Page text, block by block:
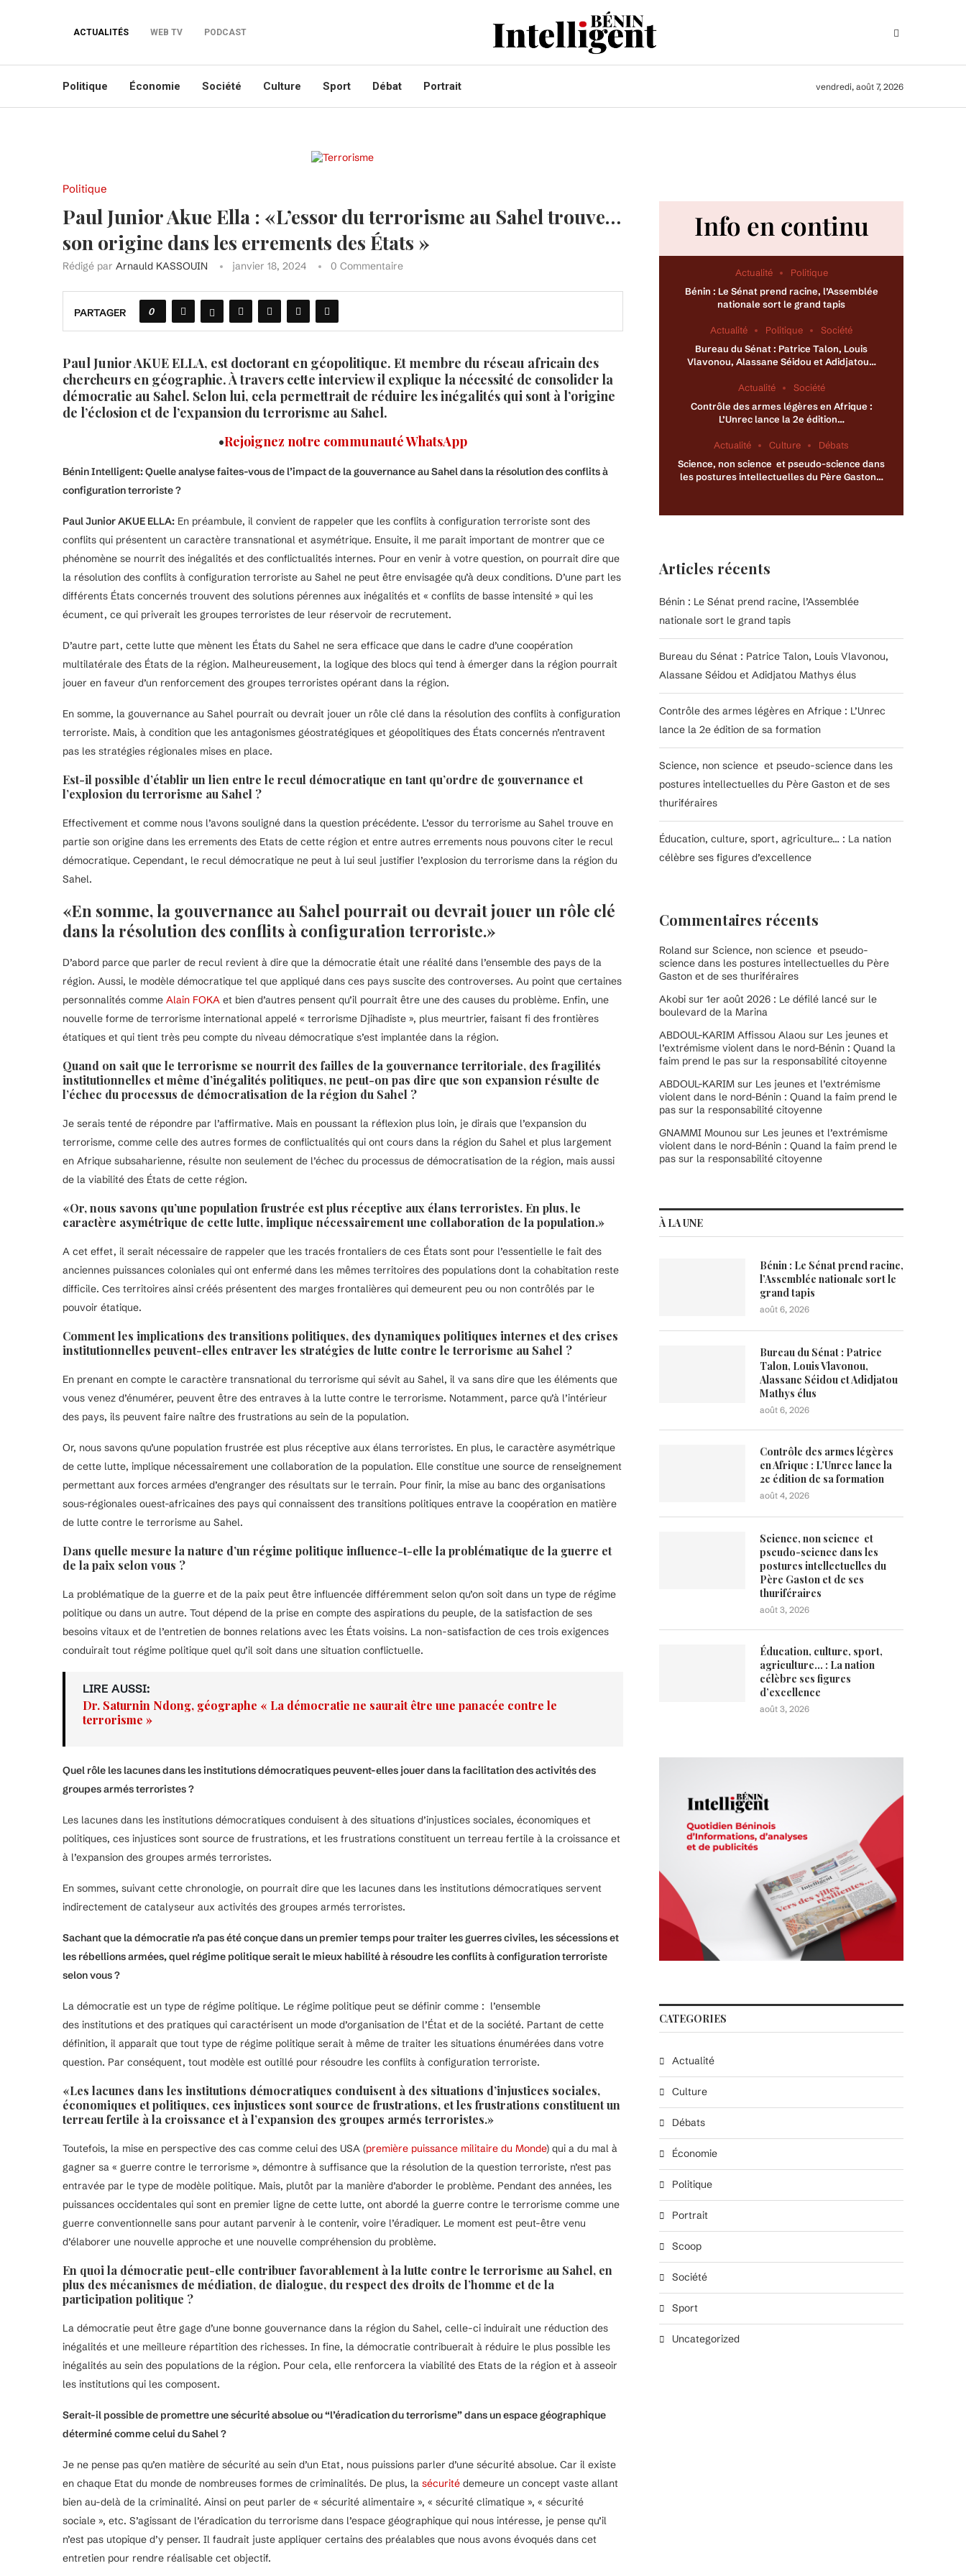
ACTUALITÉS WEB TV PODCAST
Politique Économie Société Culture Sport Débat Portrait vendredi, août 7, 2026
Politique
Paul Junior Akue Ella : «L’essor du terrorisme au Sahel trouve…
son origine dans les errements des États »
Rédigé par Arnauld KASSOUIN janvier 18, 2024 0 Commentaire
PARTAGER 0
Paul Junior AKUE ELLA, est doctorant en géopolitique. Et membre du réseau africain des
chercheurs en géographie. À travers cette interview il explique la nécessité de consolider la
démocratie au Sahel. Selon lui, cela permettrait de réduire les inégalités qui sont à l’origine
de l’éclosion et de l’expansion du terrorisme au Sahel.
•Rejoignez notre communauté WhatsApp
Bénin Intelligent: Quelle analyse faites-vous de l’impact de la gouvernance au Sahel dans la résolution des conflits à
configuration terroriste ?
Paul Junior AKUE ELLA: En préambule, il convient de rappeler que les conflits à configuration terroriste sont des
conflits qui présentent un caractère transnational et asymétrique. Ensuite, il me parait important de montrer que ce
phénomène se nourrit des inégalités et des conflictualités internes. Pour en venir à votre question, on pourrait dire que
la résolution des conflits à configuration terroriste au Sahel ne peut être envisagée qu’à deux conditions. D’une part les
différents États concernés trouvent des solutions pérennes aux inégalités et « conflits de basse intensité » qui les
écument, ce qui priverait les groupes terroristes de leur réservoir de recrutement.
D’autre part, cette lutte que mènent les États du Sahel ne sera efficace que dans le cadre d’une coopération
multilatérale des États de la région. Malheureusement, la logique des blocs qui tend à émerger dans la région pourrait
jouer en faveur d’un renforcement des groupes terroristes opérant dans la région.
En somme, la gouvernance au Sahel pourrait ou devrait jouer un rôle clé dans la résolution des conflits à configuration
terroriste. Mais, à condition que les antagonismes géostratégiques et géopolitiques des États concernés n’entravent
pas les stratégies régionales mises en place.
Est-il possible d’établir un lien entre le recul démocratique en tant qu’ordre de gouvernance et
l’explosion du terrorisme au Sahel ?
Effectivement et comme nous l’avons souligné dans la question précédente. L’essor du terrorisme au Sahel trouve en
partie son origine dans les errements des Etats de cette région et entre autres errements nous pouvons citer le recul
démocratique. Cependant, le recul démocratique ne peut à lui seul justifier l’explosion du terrorisme dans la région du
Sahel.
«En somme, la gouvernance au Sahel pourrait ou devrait jouer un rôle clé
dans la résolution des conflits à configuration terroriste.»
D’abord parce que parler de recul revient à dire que la démocratie était une réalité dans l’ensemble des pays de la
région. Aussi, le modèle démocratique tel que appliqué dans ces pays suscite des controverses. Au point que certaines
personnalités comme Alain FOKA et bien d’autres pensent qu’il pourrait être une des causes du problème. Enfin, une
nouvelle forme de terrorisme international appelé « terrorisme Djihadiste », plus meurtrier, faisant fi des frontières
étatiques et qui tient très peu compte du niveau démocratique s’est implantée dans la région.
Quand on sait que le terrorisme se nourrit des failles de la gouvernance territoriale, des fragilités
institutionnelles et même d’inégalités politiques, ne peut-on pas dire que son expansion résulte de
l’échec du processus de démocratisation de la région du Sahel ?
Je serais tenté de répondre par l’affirmative. Mais en poussant la réflexion plus loin, je dirais que l’expansion du
terrorisme, comme celle des autres formes de conflictualités qui ont cours dans la région du Sahel et plus largement
en Afrique subsaharienne, résulte non seulement de l’échec du processus de démocratisation de la région, mais aussi
de la viabilité des États de cette région.
«Or, nous savons qu’une population frustrée est plus réceptive aux élans terroristes. En plus, le
caractère asymétrique de cette lutte, implique nécessairement une collaboration de la population.»
A cet effet, il serait nécessaire de rappeler que les tracés frontaliers de ces États sont pour l’essentielle le fait des
anciennes puissances coloniales qui ont enfermé dans les mêmes territoires des populations dont la cohabitation reste
difficile. Ces territoires ainsi créés présentent des marges frontalières qui demeurent peu ou non contrôlés par le
pouvoir étatique.
Comment les implications des transitions politiques, des dynamiques politiques internes et des crises
institutionnelles peuvent-elles entraver les stratégies de lutte contre le terrorisme au Sahel ?
En prenant en compte le caractère transnational du terrorisme qui sévit au Sahel, il va sans dire que les éléments que
vous venez d’énumérer, peuvent être des entraves à la lutte contre le terrorisme. Notamment, parce qu’à l’intérieur
des pays, ils peuvent faire naître des frustrations au sein de la population.
Or, nous savons qu’une population frustrée est plus réceptive aux élans terroristes. En plus, le caractère asymétrique
de cette lutte, implique nécessairement une collaboration de la population. Elle constitue une source de renseignement
permettant aux forces armées d’engranger des résultats sur le terrain. Pour finir, la mise au banc des organisations
sous-régionales ouest-africaines des pays qui connaissent des transitions politiques entrave la coopération en matière
de lutte contre le terrorisme au Sahel.
Dans quelle mesure la nature d’un régime politique influence-t-elle la problématique de la guerre et
de la paix selon vous ?
La problématique de la guerre et de la paix peut être influencée différemment selon qu’on soit dans un type de régime
politique ou dans un autre. Tout dépend de la prise en compte des aspirations du peuple, de la satisfaction de ses
besoins vitaux et de l’entretien de bonnes relations avec les États voisins. La non-satisfaction de ces trois exigences
conduirait tout régime politique quel qu’il soit dans une situation conflictuelle.
LIRE AUSSI:
Dr. Saturnin Ndong, géographe « La démocratie ne saurait être une panacée contre le
terrorisme »
Quel rôle les lacunes dans les institutions démocratiques peuvent-elles jouer dans la facilitation des activités des
groupes armés terroristes ?
Les lacunes dans les institutions démocratiques conduisent à des situations d’injustices sociales, économiques et
politiques, ces injustices sont source de frustrations, et les frustrations constituent un terreau fertile à la croissance et
à l’expansion des groupes armés terroristes.
En sommes, suivant cette chronologie, on pourrait dire que les lacunes dans les institutions démocratiques servent
indirectement de catalyseur aux activités des groupes armés terroristes.
Sachant que la démocratie n’a pas été conçue dans un premier temps pour traiter les guerres civiles, les sécessions et
les rébellions armées, quel régime politique serait le mieux habilité à résoudre les conflits à configuration terroriste
selon vous ?
La démocratie est un type de régime politique. Le régime politique peut se définir comme : l’ensemble
des institutions et des pratiques qui caractérisent un mode d’organisation de l’État et de la société. Partant de cette
définition, il apparait que tout type de régime politique serait à même de traiter les situations énumérées dans votre
question. Par conséquent, tout modèle est outillé pour résoudre les conflits à configuration terroriste.
«Les lacunes dans les institutions démocratiques conduisent à des situations d’injustices sociales,
économiques et politiques, ces injustices sont source de frustrations, et les frustrations constituent un
terreau fertile à la croissance et à l’expansion des groupes armés terroristes.»
Toutefois, la mise en perspective des cas comme celui des USA (première puissance militaire du Monde) qui a du mal à
gagner sa « guerre contre le terrorisme », démontre à suffisance que la résolution de la question terroriste, n’est pas
entravée par le type de modèle politique. Mais, plutôt par la manière d’aborder le problème. Pendant des années, les
puissances occidentales qui sont en premier ligne de cette lutte, ont abordé la guerre contre le terrorisme comme une
guerre conventionnelle sans pour autant parvenir à le contenir, voire l’éradiquer. Le moment est peut-être venu
d’élaborer une nouvelle approche et une nouvelle compréhension du problème.
En quoi la démocratie peut-elle contribuer favorablement à la lutte contre le terrorisme au Sahel, en
plus des mécanismes de médiation, de dialogue, du respect des droits de l’homme et de la
participation politique ?
La démocratie peut être gage d’une bonne gouvernance dans la région du Sahel, celle-ci induirait une réduction des
inégalités et une meilleure répartition des richesses. In fine, la démocratie contribuerait à réduire le plus possible les
inégalités au sein des populations de la région. Pour cela, elle renforcera la viabilité des Etats de la région et à asseoir
les institutions qui les composent.
Serait-il possible de promettre une sécurité absolue ou “l’éradication du terrorisme” dans un espace géographique
déterminé comme celui du Sahel ?
Je ne pense pas qu’en matière de sécurité au sein d’un Etat, nous puissions parler d’une sécurité absolue. Car il existe
en chaque Etat du monde de nombreuses formes de criminalités. De plus, la sécurité demeure un concept vaste allant
bien au-delà de la criminalité. Ainsi on peut parler de « sécurité alimentaire », « sécurité climatique », « sécurité
sociale », etc. S’agissant de l’éradication du terrorisme dans l’espace géographique qui nous intéresse, je pense qu’il
n’est pas utopique d’y penser. Il faudrait juste appliquer certains des préalables que nous avons évoqués dans cet
entretien pour rendre réalisable cet objectif.
Info en continu
Actualité
Politique
Bénin : Le Sénat prend racine, l’Assemblée
nationale sort le grand tapis
Actualité Politique
Société
Bureau du Sénat : Patrice Talon, Louis
Vlavonou, Alassane Séidou et Adidjatou…
Actualité
Société
Contrôle des armes légères en Afrique :
L’Unrec lance la 2e édition…
Actualité Culture
Débats
Science, non science et pseudo-science dans
les postures intellectuelles du Père Gaston…
Articles récents
Bénin : Le Sénat prend racine, l’Assemblée
nationale sort le grand tapis
Bureau du Sénat : Patrice Talon, Louis Vlavonou,
Alassane Séidou et Adidjatou Mathys élus
Contrôle des armes légères en Afrique : L’Unrec
lance la 2e édition de sa formation
Science, non science et pseudo-science dans les
postures intellectuelles du Père Gaston et de ses
thuriféraires
Éducation, culture, sport, agriculture… : La nation
célèbre ses figures d’excellence
Commentaires récents
Roland sur Science, non science et pseudo-
science dans les postures intellectuelles du Père
Gaston et de ses thuriféraires
Akobi sur 1er août 2026 : Le défilé lancé sur le
boulevard de la Marina
ABDOUL-KARIM Affissou Alaou sur Les jeunes et
l’extrémisme violent dans le nord-Bénin : Quand la
faim prend le pas sur la responsabilité citoyenne
ABDOUL-KARIM sur Les jeunes et l’extrémisme
violent dans le nord-Bénin : Quand la faim prend le
pas sur la responsabilité citoyenne
GNAMMI Mounou sur Les jeunes et l’extrémisme
violent dans le nord-Bénin : Quand la faim prend le
pas sur la responsabilité citoyenne
À LA UNE
Bénin : Le Sénat prend racine,
l’Assemblée nationale sort le
grand tapis
août 6, 2026
Bureau du Sénat : Patrice
Talon, Louis Vlavonou,
Alassane Séidou et Adidjatou
Mathys élus
août 6, 2026
Contrôle des armes légères
en Afrique : L’Unrec lance la
2e édition de sa formation
août 4, 2026
Science, non science et
pseudo-science dans les
postures intellectuelles du
Père Gaston et de ses
thuriféraires
août 3, 2026
Éducation, culture, sport,
agriculture… : La nation
célèbre ses figures
d’excellence
août 3, 2026
CATEGORIES
Actualité
Culture
Débats
Économie
Politique
Portrait
Scoop
Société
Sport
Uncategorized